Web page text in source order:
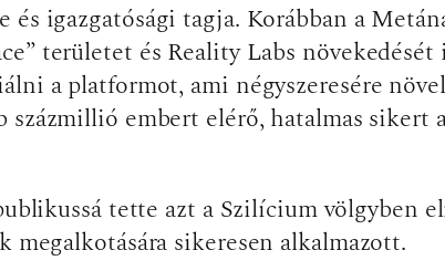
igazgatósági tagja. Korábban a
területet és Reality Labs
a platformot, ami négyszeresére
embert elérő, hatalmas
tette azt a Szilícium völgyben
sikeresen alkalmazott.